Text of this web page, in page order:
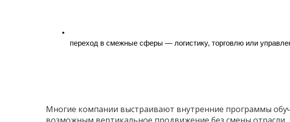
переход в смежные сферы — логистику, торговлю или
Многие компании выстраивают внутренние программы